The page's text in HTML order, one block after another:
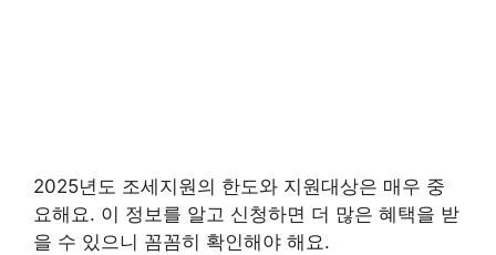
2025년도 조세지원의 한도와 지원대상은 매우 중
요해요. 이 정보를 알고 신청하면 더 많은 혜택을 받
을 수 있으니 꼼꼼히 확인해야 해요.